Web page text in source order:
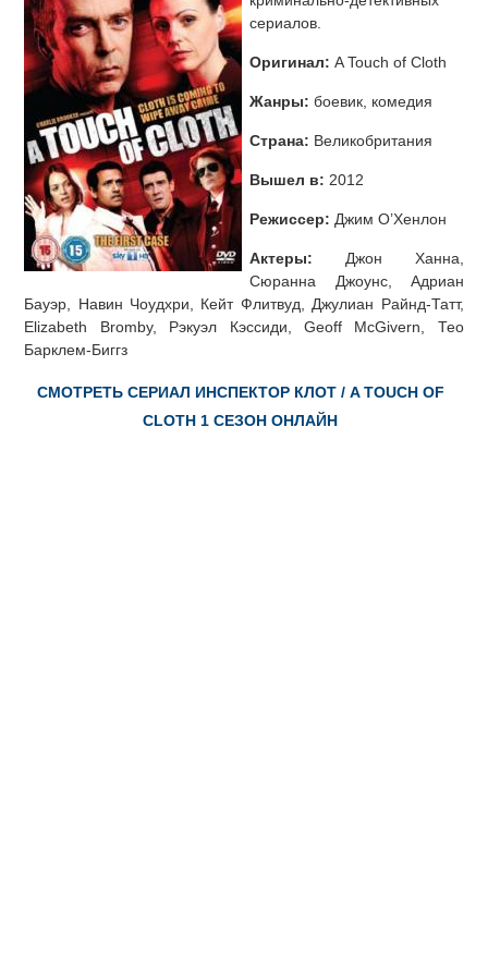
сериалов.
Оригинал: A Touch of Cloth
Жанры: боевик, комедия
Страна: Великобритания
Вышел в: 2012
Режиссер: Джим О’Хенлон
Актеры: Джон Ханна,
Сюранна Джоунс, Адриан
Бауэр, Навин Чоудхри, Кейт Флитвуд, Джулиан Райнд-Татт,
Elizabeth Bromby, Рэкуэл Кэссиди, Geoff McGivern, Тео
Барклем-Биггз
СМОТРЕТЬ СЕРИАЛ ИНСПЕКТОР КЛОТ / A TOUCH OF
CLOTH 1 СЕЗОН ОНЛАЙН